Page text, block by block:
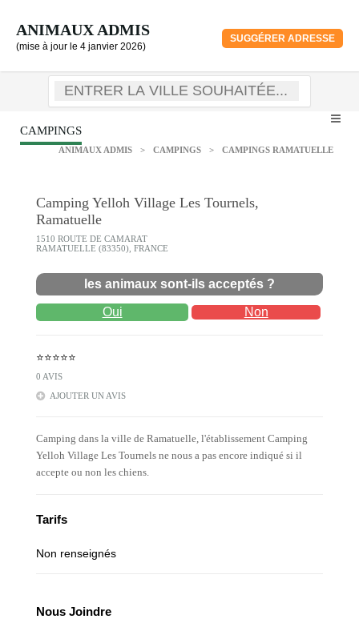
ANIMAUX ADMIS
(mise à jour le 4 janvier 2026)
SUGGÉRER ADRESSE
CAMPINGS
ANIMAUX ADMIS > CAMPINGS > CAMPINGS RAMATUELLE
Camping Yelloh Village Les Tournels,
Ramatuelle
1510 ROUTE DE CAMARAT
RAMATUELLE (83350), FRANCE
les animaux sont-ils acceptés ?
Oui Non
⭐⭐⭐⭐⭐
0 AVIS
AJOUTER UN AVIS
Camping dans la ville de Ramatuelle, l'établissement Camping
Yelloh Village Les Tournels ne nous a pas encore indiqué si il
accepte ou non les chiens.
Tarifs
Non renseignés
Nous Joindre